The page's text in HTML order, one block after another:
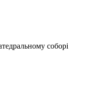
соборі